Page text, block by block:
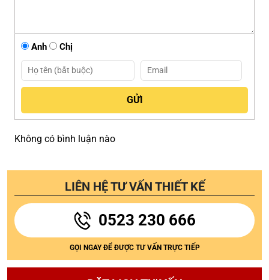
Anh Chị
Không có bình luận nào
LIÊN HỆ TƯ VẤN THIẾT KẾ
0523 230 666
GỌI NGAY ĐỂ ĐƯỢC TƯ VẤN TRỰC TIẾP